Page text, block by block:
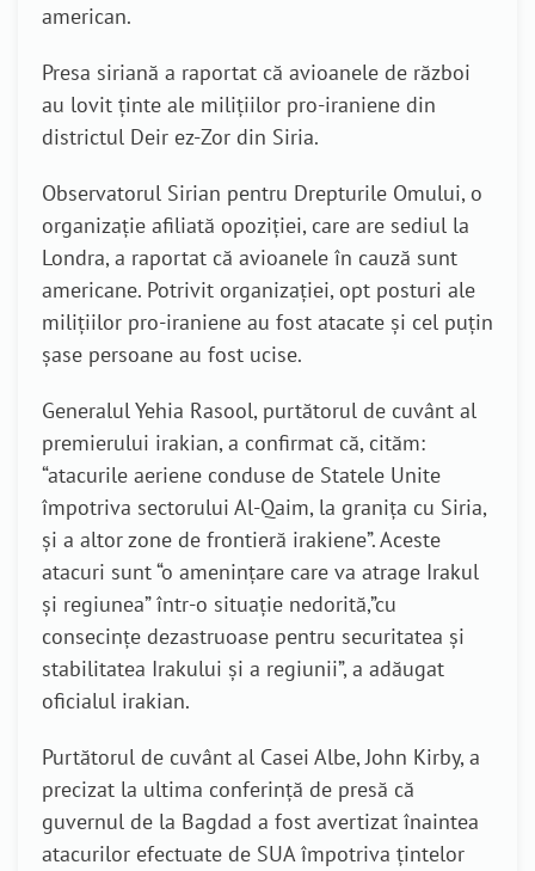
american.
Presa siriană a raportat că avioanele de război
au lovit ținte ale milițiilor pro-iraniene din
districtul Deir ez-Zor din Siria.
Observatorul Sirian pentru Drepturile Omului, o
organizație afiliată opoziției, care are sediul la
Londra, a raportat că avioanele în cauză sunt
americane. Potrivit organizației,opt posturi ale
milițiilor pro-iraniene au fost atacate și cel puțin
șase persoane au fost ucise.
Generalul Yehia Rasool, purtătorul de cuvânt al
premierului irakian, a confirmat că, cităm:
“atacurile aeriene conduse de Statele Unite
împotriva sectorului Al-Qaim, la graniţa cu Siria,
şi a altor zone de frontieră irakiene”. Aceste
atacuri sunt “o ameninţare care va atrage Irakul
şi regiunea” într-o situaţie nedorită,”cu
consecinţe dezastruoase pentru securitatea şi
stabilitatea Irakului şi a regiunii”, a adăugat
oficialul irakian.
Purtătorul de cuvânt al Casei Albe, John Kirby, a
precizat la ultima conferință de presă că
guvernul de la Bagdad a fost avertizat înaintea
atacurilor efectuate de SUA împotriva ţintelor